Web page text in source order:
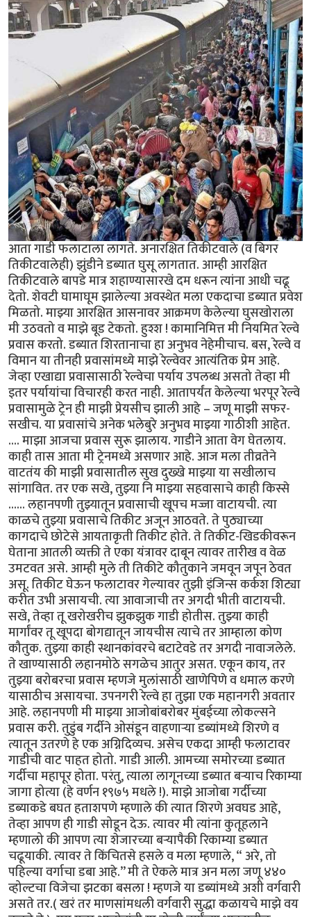
आता गाडी फलाटाला लागते. अनारक्षित तिकीटवाले (व बिगर
तिकीटवालेही) झुंडीने डब्यात घुसू लागतात. आम्ही आरक्षित
तिकीटवाले बापडे मात्र शहाण्यासारखे दम धरून त्यांना आधी चढू
देतो. शेवटी घामाघूम झालेल्या अवस्थेत मला एकदाचा डब्यात प्रवेश
मिळतो. माझ्या आरक्षित आसनावर आक्रमण केलेल्या घुसखोराला
मी उठवतो व माझे बूड टेकतो. हुश्श ! कामानिमित्त मी नियमित रेल्वे
प्रवास करतो. डब्यात शिरतानाचा हा अनुभव नेहेमीचाच. बस, रेल्वे व
विमान या तीनही प्रवासांमध्ये माझे रेल्वेवर आत्यंतिक प्रेम आहे.
जेव्हा एखाद्या प्रवासासाठी रेल्वेचा पर्याय उपलब्ध असतो तेव्हा मी
इतर पर्यायांचा विचारही करत नाही. आतापर्यंत केलेल्या भरपूर रेल्वे
प्रवासामुळे ट्रेन ही माझी प्रेयसीच झाली आहे – जणू माझी सफर-
सखीच. या प्रवासांचे अनेक भलेबुरे अनुभव माझ्या गाठीशी आहेत.
.... माझा आजचा प्रवास सुरू झालाय. गाडीने आता वेग घेतलाय.
काही तास आता मी ट्रेनमध्ये असणार आहे. आज मला तीव्रतेने
वाटतंय की माझी प्रवासातील सुख दुख्खे माझ्या या सखीलाच
सांगावित. तर एक सखे, तुझ्या नि माझ्या सहवासाचे काही किस्से
...... लहानपणी तुझ्यातून प्रवासाची खूपच मज्जा वाटायची. त्या
काळचे तुझ्या प्रवासाचे तिकीट अजून आठवते. ते पुठ्याच्या
कागदाचे छोटेसे आयताकृती तिकीट होते. ते तिकीट-खिडकीवरून
घेताना आतली व्यक्ती ते एका यंत्रावर दाबून त्यावर तारीख व वेळ
उमटवत असे. आम्ही मुले ती तिकीटे कौतुकाने जमवून जपून ठेवत
असू. तिकीट घेऊन फलाटावर गेल्यावर तुझी इंजिन्स कर्कश शिट्या
करीत उभी असायची. त्या आवाजाची तर अगदी भीती वाटायची.
सखे, तेव्हा तू खरोखरीच झुकझुक गाडी होतीस. तुझ्या काही
मार्गांवर तू खूपदा बोगद्यातून जायचीस त्याचे तर आम्हाला कोण
कौतुक. तुझ्या काही स्थानकांवरचे बटाटेवडे तर अगदी नावाजलेले.
ते खाण्यासाठी लहानमोठे सगळेच आतुर असत. एकून काय, तर
तुझ्या बरोबरचा प्रवास म्हणजे मुलांसाठी खाणेपिणे व धमाल करणे
यासाठीच असायचा. उपनगरी रेल्वे हा तुझा एक महानगरी अवतार
आहे. लहानपणी मी माझ्या आजोबांबरोबर मुंबईच्या लोकल्सने
प्रवास करी. तुडुंब गर्दीने ओसंडून वाहणाऱ्या डब्यांमध्ये शिरणे व
त्यातून उतरणे हे एक अग्निदिव्यच. असेच एकदा आम्ही फलाटावर
गाडीची वाट पाहत होतो. गाडी आली. आमच्या समोरच्या डब्यात
गर्दीचा महापूर होता. परंतु, त्याला लागूनच्या डब्यात बऱ्याच रिकाम्या
जागा होत्या (हे वर्णन १९७५ मधले !). माझे आजोबा गर्दीच्या
डब्याकडे बघत हताशपणे म्हणाले की त्यात शिरणे अवघड आहे,
तेव्हा आपण ही गाडी सोडून देऊ. त्यावर मी त्यांना कुतूहलाने
म्हणालो की आपण त्या शेजारच्या बऱ्यापैकी रिकाम्या डब्यात
चढूयाकी. त्यावर ते किंचितसे हसले व मला म्हणाले, “ अरे, तो
पहिल्या वर्गाचा डबा आहे.’’ मी ते ऐकले मात्र अन मला जणू ४४०
व्होल्टचा विजेचा झटका बसला ! म्हणजे या डब्यांमध्ये अशी वर्गवारी
असते तर.( खरं तर माणसांमधली वर्गवारी सुद्धा कळायचे माझे वय